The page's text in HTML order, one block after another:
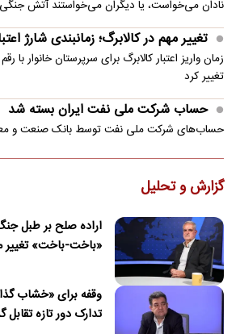
نادان می‌خواست، یا دیگران می‌خواستند آتش
تغییر مهم در کالابرگ؛ زمانبندی‌ شارژ
زمان واریز اعتبار کالابرگ برای سرپرستان خانوار با
تغییر کرد
حساب‌ شرکت ملی نفت ایران بسته شد
حساب‌های شرکت ملی نفت توسط بانک صنعت و
گزارش و تحلیل
اراده صلح بر طبل
«باخت-باخت» تغییر
وقفه برای «خشاب
تدارک دور تازه